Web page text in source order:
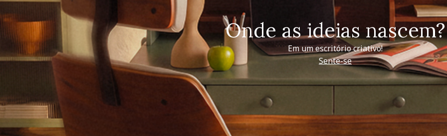
Onde as ideias nascem?
Em um escritório criativo!
Sente-se